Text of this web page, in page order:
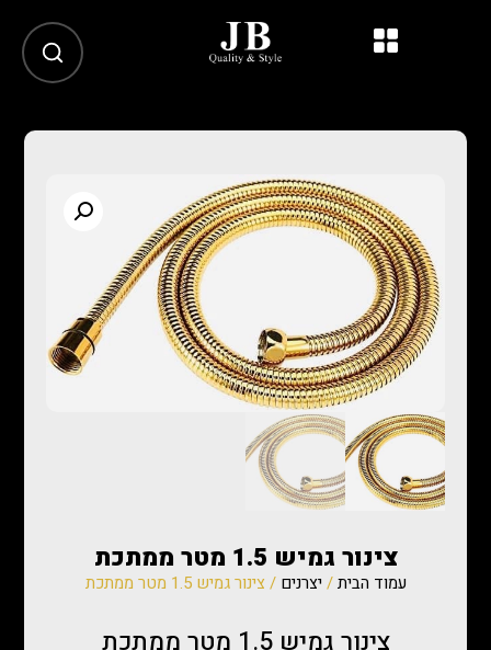
צינור גמיש 1.5 מטר ממתכת
עמוד הבית/ יצרנים / צינור גמיש 1.5 מטר ממתכת
צינור גמיש 1.5 מטר ממתכת